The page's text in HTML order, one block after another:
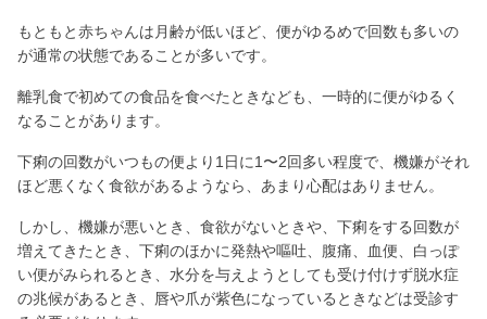
もともと赤ちゃんは月齢が低いほど、便がゆるめで回数も多いの
が通常の状態であることが多いです。
離乳食で初めての食品を食べたときなども、一時的に便がゆるく
なることがあります。
下痢の回数がいつもの便より1日に1〜2回多い程度で、機嫌がそれ
ほど悪くなく食欲があるようなら、あまり心配はありません。
しかし、機嫌が悪いとき、食欲がないときや、下痢をする回数が
増えてきたとき、下痢のほかに発熱や嘔吐、腹痛、血便、白っぽ
い便がみられるとき、水分を与えようとしても受け付けず脱水症
の兆候があるとき、唇や爪が紫色になっているときなどは受診す